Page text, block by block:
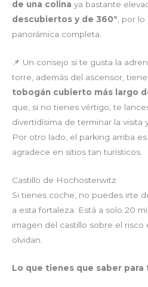
de una colina ya bastante
descubiertos y de 360º, por lo
panorámica completa.
📌 Un consejo si te gusta la
torre, además del ascensor,
tobogán cubierto más largo
que, si no tienes vértigo, te
divertidísima de terminar la visita
Por otro lado, el parking arriba
agradece en sitios tan turísticos.
Castillo de Hochosterwitz
Si tienes coche, no puedes irte
a esta fortaleza. Está a solo 20
imagen del castillo sobre el risco
olvidan.
Lo que tienes que saber para